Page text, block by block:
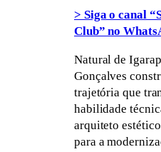
> Siga o canal
Club” no
Natural de
Gonçalves
trajetória que
habilidade
arquiteto
para a